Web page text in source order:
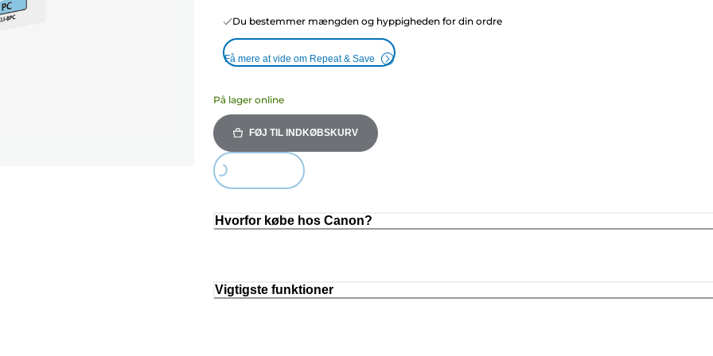
Du bestemmer mængden og hyppigheden for din ordre
Få mere at vide om Repeat & Save
På lager online
FØJ TIL INDKØBSKURV
Loading...
Hvorfor købe hos Canon?
Vigtigste funktioner